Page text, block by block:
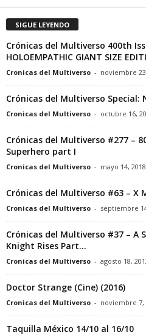
SIGUE LEYENDO
Crónicas del Multiverso 400th
HOLOEMPATHIC GIANT SIZE
Cronicas del Multiverso - noviembre
Crónicas del Multiverso Special:
Cronicas del Multiverso - octubre 16,
Crónicas del Multiverso #277 –
Superhero part I
Cronicas del Multiverso - mayo 14, 2018
Crónicas del Multiverso #63 – X
Cronicas del Multiverso - septiembre
Crónicas del Multiverso #37 – A
Knight Rises Part...
Cronicas del Multiverso - agosto 18,
Doctor Strange (Cine) (2016)
Cronicas del Multiverso - noviembre 7,
Taquilla México 14/10 al 16/10